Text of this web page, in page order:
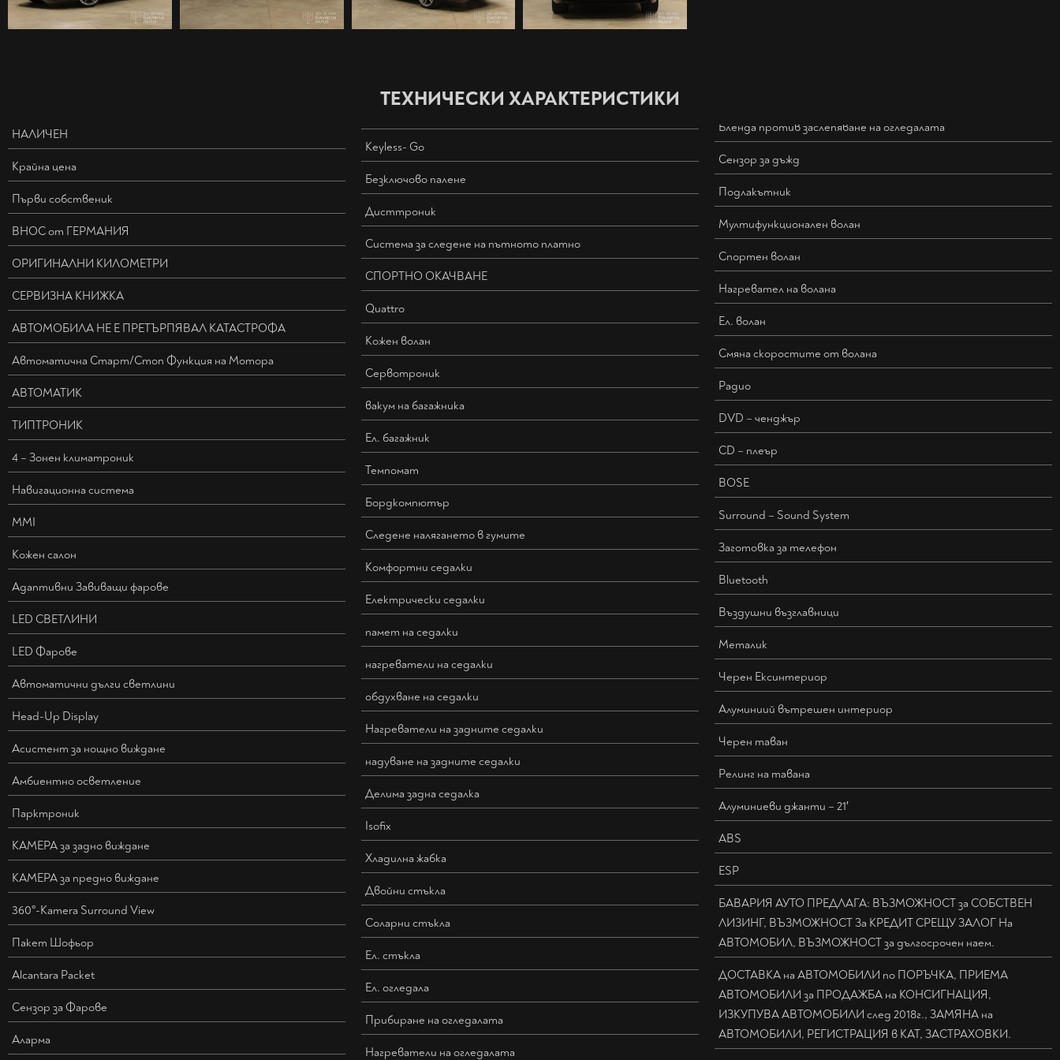
ТЕХНИЧЕСКИ ХАРАКТЕРИСТИКИ
НАЛИЧЕН
Крайна цена
Първи собственик
ВНОС от ГЕРМАНИЯ
ОРИГИНАЛНИ КИЛОМЕТРИ
СЕРВИЗНА КНИЖКА
АВТОМОБИЛА НЕ Е ПРЕТЪРПЯВАЛ КАТАСТРОФА
Автоматична Старт/Стоп Функция на Мотора
АВТОМАТИК
ТИПТРОНИК
4 – Зонен климатроник
Навигационна система
MMI
Кожен салон
Адаптивни Завиващи фарове
LED СВЕТЛИНИ
LED Фарове
Автоматични дълги светлини
Head-Up Display
Асистент за нощно виждане
Амбиентно осветление
Парктроник
КАМЕРА за задно виждане
КАМЕРА за предно виждане
360°-Kamera Surround View
Пакет Шофьор
Alcantara Packet
Сензор за Фарове
Аларма
Keyless- Go
Безключово палене
Дисттроник
Система за следене на пътното платно
СПОРТНО ОКАЧВАНЕ
Quattro
Кожен волан
Сервотроник
вакум на багажника
Ел. багажник
Темпомат
Бордкомпютър
Следене налягането в гумите
Kомфортни седалки
Електрически седалки
памет на седалки
нагреватели на седалки
обдухване на седалки
Нагреватели на задните седалки
надуване на задните седалки
Делима задна седалка
Isofix
Хладилна жабка
Двойни стъкла
Соларни стъкла
Ел. стъкла
Ел. огледала
Прибиране на огледалата
Нагреватели на огледалата
Бленда против заслепяване на огледалата
Сензор за дъжд
Подлакътник
Мултифункционален волан
Спортен волан
Нагревател на волана
Ел. волан
Смяна скоростите от волана
Радио
DVD – ченджър
CD – плеър
BOSE
Surround – Sound System
Заготовка за телефон
Bluetooth
Въздушни възглавници
Металик
Черен Ексинтериор
Алуминиий вътрешен интериор
Черен таван
Релинг на тавана
Алуминиеви джанти – 21′
ABS
ESP
БАВАРИЯ АУТО ПРЕДЛАГА: ВЪЗМОЖНОСТ за СОБСТВЕН
ЛИЗИНГ, ВЪЗМОЖНОСТ За КРЕДИТ СРЕЩУ ЗАЛОГ На
АВТОМОБИЛ, ВЪЗМОЖНОСТ за дългосрочен наем.
ДОСТАВКА на АВТОМОБИЛИ по ПОРЪЧКА, ПРИЕМА
АВТОМОБИЛИ за ПРОДАЖБА на КОНСИГНАЦИЯ,
ИЗКУПУВА АВТОМОБИЛИ след 2018г., ЗАМЯНА на
АВТОМОБИЛИ, РЕГИСТРАЦИЯ в КАТ, ЗАСТРАХОВКИ.